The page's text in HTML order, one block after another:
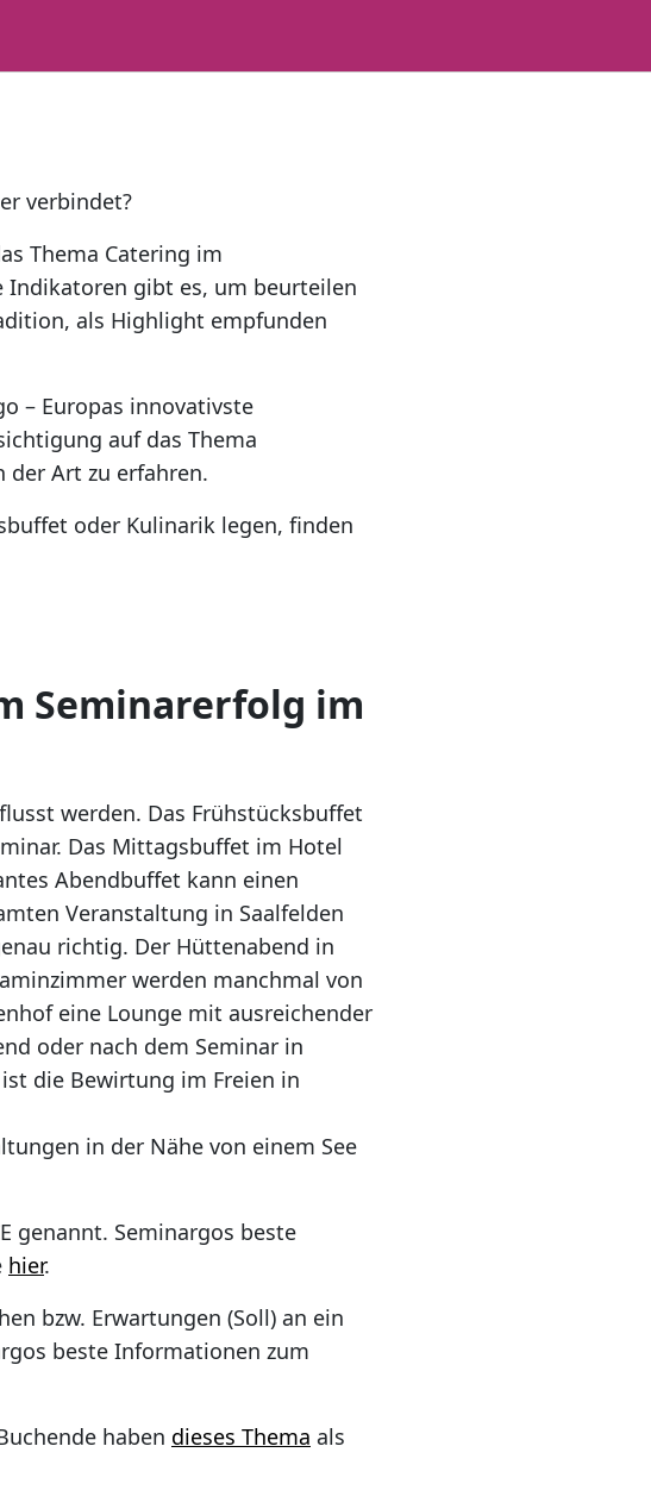
verbindet?
Thema Catering im
Indikatoren gibt es, um beurteilen
als Highlight empfunden
– Europas innovativste
auf das Thema
Art zu erfahren.
oder Kulinarik legen, finden
Seminarerfolg im
werden. Das Frühstücksbuffet
Das Mittagsbuffet im Hotel
Abendbuffet kann einen
Veranstaltung in Saalfelden
richtig. Der Hüttenabend in
werden manchmal von
eine Lounge mit ausreichender
oder nach dem Seminar in
die Bewirtung im Freien in
in der Nähe von einem See
genannt. Seminargos beste
hier.
bzw. Erwartungen (Soll) an ein
beste Informationen zum
haben dieses Thema als